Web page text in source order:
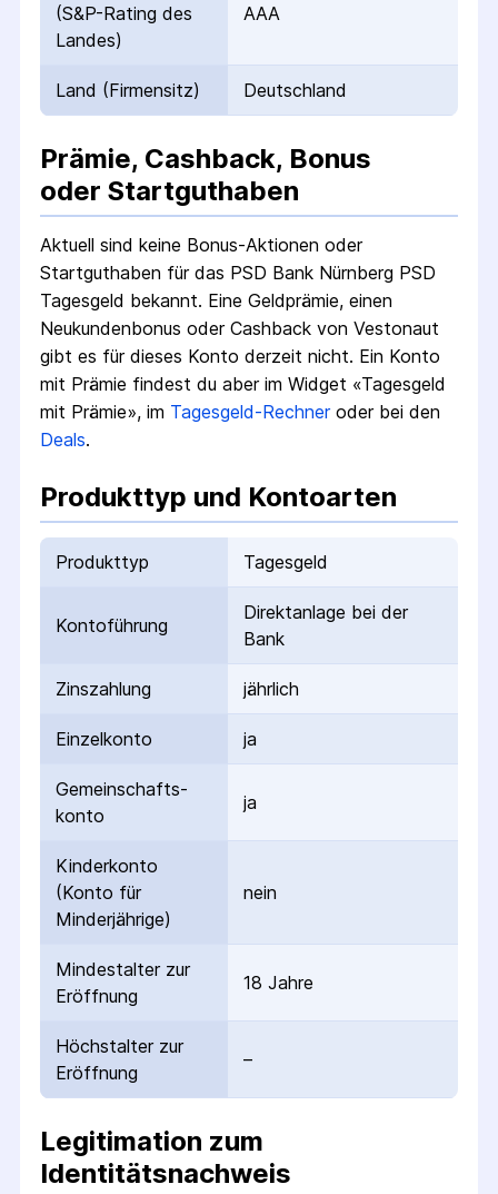
(S&P-Rating des
Landes)
AAA
Land (Firmensitz) Deutschland
Prämie, Cashback, Bonus
oder Startguthaben
Aktuell sind keine Bonus-Aktionen oder
Startguthaben für das PSD Bank Nürnberg PSD
Tagesgeld bekannt. Eine Geldprämie, einen
Neukundenbonus oder Cashback von Vestonaut
gibt es für dieses Konto derzeit nicht. Ein Konto
mit Prämie findest du aber im Widget «Tagesgeld
mit Prämie», im Tagesgeld-Rechneroder bei den
Deals.
Produkttyp und Kontoarten
Produkttyp Tagesgeld
Kontoführung
Direktanlage bei der
Bank
Zinszahlung jährlich
Einzelkonto ja
Gemeinschafts­
konto
ja
Kinderkonto
(Konto für
Minderjährige)
nein
Mindestalter zur
Eröffnung
18 Jahre
Höchstalter zur
Eröffnung
–
Legitimation zum
Identitätsnachweis